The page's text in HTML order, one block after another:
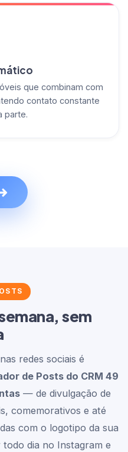
que combinam com
contato constante
parte.
sem
redes sociais é
de Posts do CRM 49
— de divulgação de
comemorativos e até
com o logotipo da sua
dia no Instagram e